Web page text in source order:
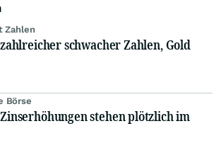
Zahlen
schwacher Zahlen, Gold
Börse
stehen plötzlich im